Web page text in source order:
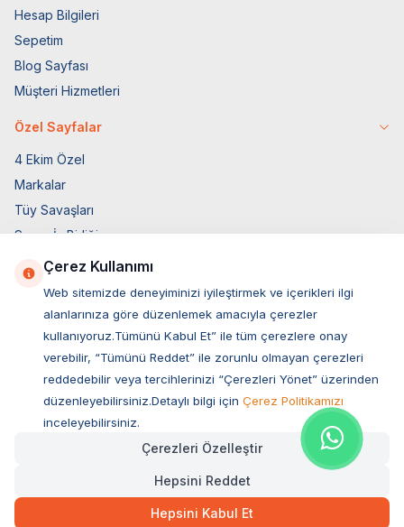
Hesap Bilgileri
Sepetim
Blog Sayfası
Müşteri Hizmetleri
Özel Sayfalar
4 Ekim Özel
Markalar
Tüy Savaşları
Socar İş Birliği
İyzico İş Birliği
Mobil Uygulama
Müşteri Hizmetleri
Çerez Kullanımı
Web sitemizde deneyiminizi iyileştirmek ve içerikleri ilgi
alanlarınıza göre düzenlemek amacıyla çerezler
kullanıyoruz.Tümünü Kabul Et” ile tüm çerezlere onay
verebilir, “Tümünü Reddet” ile zorunlu olmayan çerezleri
reddedebilir veya tercihlerinizi “Çerezleri Yönet” üzerinden
düzenleyebilirsiniz.Detaylı bilgi için Çerez Politikamızı
inceleyebilirsiniz.
Çerezleri Özelleştir
Hepsini Reddet
Hepsini Kabul Et